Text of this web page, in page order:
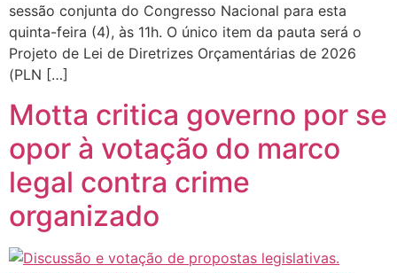
sessão conjunta do Congresso Nacional para esta
quinta-feira (4), às 11h. O único item da pauta será o
Projeto de Lei de Diretrizes Orçamentárias de 2026
(PLN […]
Motta critica governo por se
opor à votação do marco
legal contra crime
organizado